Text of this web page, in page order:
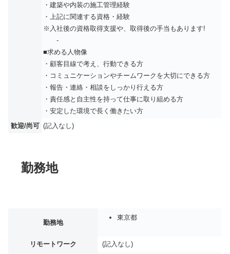
・建築や内装の施工管理経験
・上記に関連する資格・経験
※入社後の資格取得支援や、取得後の手当もあります!
-
■求める人物像
・顧客目線で考え、行動できる方
・コミュニケーションやチームワークを大切にできる方
・報告・連絡・相談をしっかり行える方
・責任感と自主性を持って仕事に取り組める方
・安定した環境で長く働きたい方
歓迎/尚可 (記入なし)
勤務地
勤務地
東京都
リモートワーク
(記入なし)